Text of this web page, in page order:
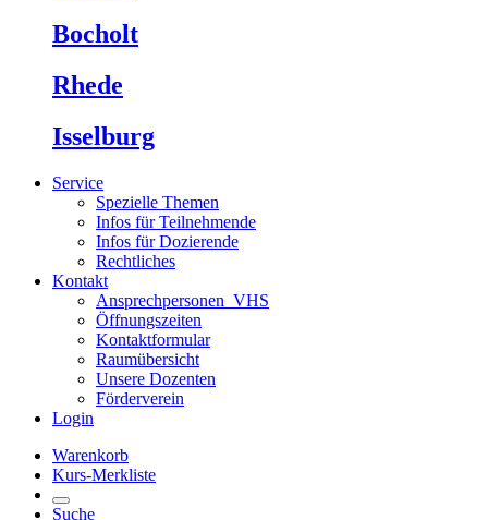
Bocholt
Rhede
Isselburg
Service
Spezielle Themen
Infos für Teilnehmende
Infos für Dozierende
Rechtliches
Kontakt
Ansprechpersonen_VHS
Öffnungszeiten
Kontaktformular
Raumübersicht
Unsere Dozenten
Förderverein
Login
Warenkorb
Kurs-Merkliste
Suche